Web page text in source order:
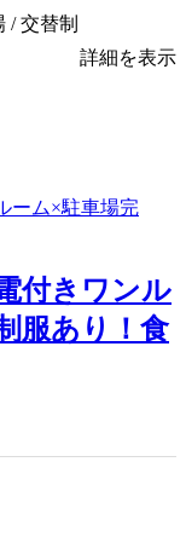
/ 交替制
詳細を表示
付きワンル
服あり！食